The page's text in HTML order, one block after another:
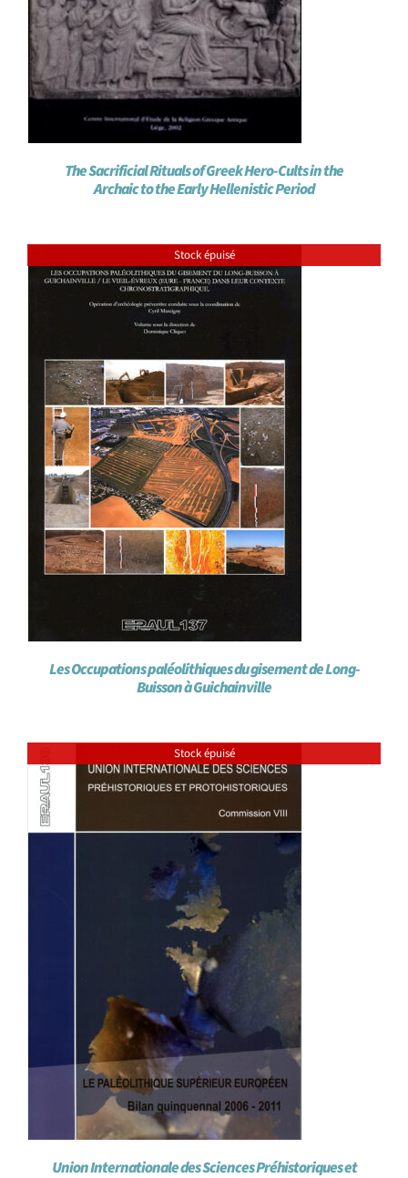
The Sacrificial Rituals of Greek Hero-Cults in the
Archaic to the Early Hellenistic Period
Stock épuisé
Les Occupations paléolithiques du gisement de Long-
Buisson à Guichainville
Stock épuisé
Union Internationale des Sciences Préhistoriques et